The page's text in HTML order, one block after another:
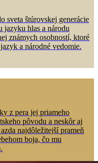
sveta štúrovskej generácie
hlas a národu
známych osobností, ktoré
a národné vedomie.
z pera jej priameho
pôvodu a neskôr aj
najdôležitejší prameň
boja, čo mu